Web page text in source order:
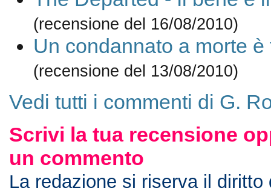
(recensione del 16/08/2010)
Un condannato a morte è
(recensione del 13/08/2010)
Vedi tutti i commenti di G.
Scrivi la tua recensione
un commento
La redazione si riserva il diritto